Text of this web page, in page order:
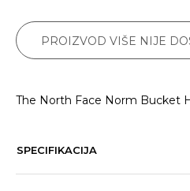
PROIZVOD VIŠE NIJE
The North Face Norm Bucket
SPECIFIKACIJA